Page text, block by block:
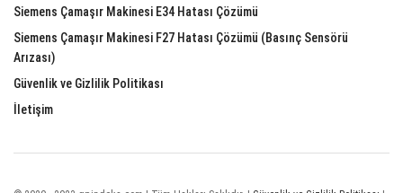
Siemens Çamaşır Makinesi E34 Hatası Çözümü
Siemens Çamaşır Makinesi F27 Hatası Çözümü (Basınç Sensörü
Arızası)
Güvenlik ve Gizlilik Politikası
İletişim